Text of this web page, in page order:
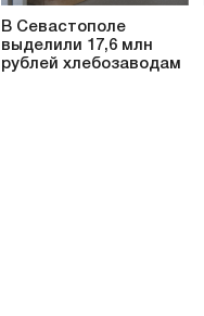
В Севастополе
выделили 17,6 млн
рублей хлебозаводам